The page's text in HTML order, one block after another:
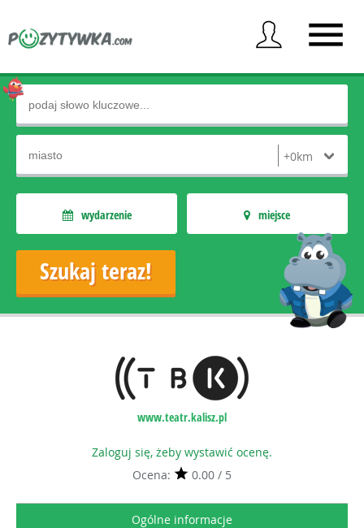
wydarzenie miejsce
www.teatr.kalisz.pl
Zaloguj się, żeby wystawić ocenę.
Ocena:
0.00 / 5
Ogólne informacje